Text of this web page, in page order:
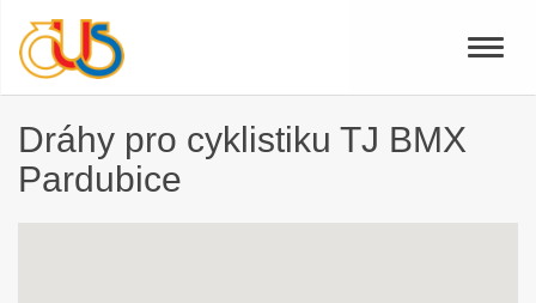
Toggle
Dráhy pro cyklistiku TJ BMX
Pardubice